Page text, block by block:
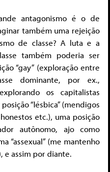
antagonismo é o de
também uma rejeição
de classe? A luta e a
também poderia ser
“gay” (exploração entre
dominante, por ex.,
os capitalistas
“lésbica” (mendigos
etc.), uma posição
autônomo, ajo como
“assexual” (me mantenho
e assim por diante.